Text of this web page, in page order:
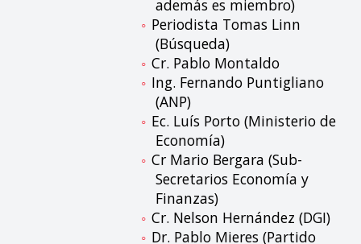
además es miembro)
Periodista Tomas Linn
(Búsqueda)
Cr. Pablo Montaldo
Ing. Fernando Puntigliano
(ANP)
Ec. Luís Porto (Ministerio de
Economía)
Cr Mario Bergara (Sub-
Secretarios Economía y
Finanzas)
Cr. Nelson Hernández (DGI)
Dr. Pablo Mieres (Partido